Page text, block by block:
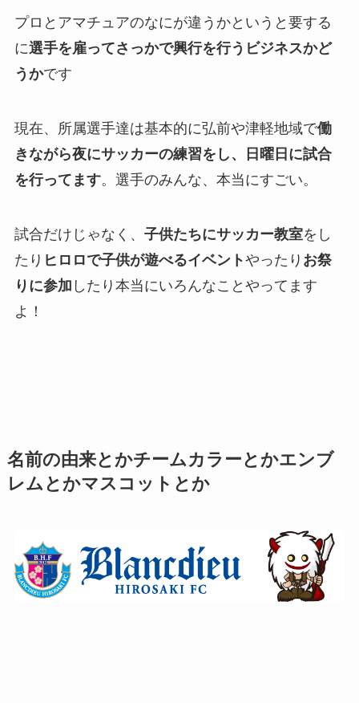
プロとアマチュアのなにが違うかというと要する
に選手を雇ってさっかで興行を行うビジネスかど
うかです
現在、所属選手達は基本的に弘前や津軽地域で働
きながら夜にサッカーの練習をし、日曜日に試合
を行ってます。選手のみんな、本当にすごい。
試合だけじゃなく、 子供たちにサッカー教室をし
たり ヒロロで子供が遊べるイベントやったり お祭
りに参加 したり本当にいろんなことやってます
よ！
名前の由来とかチームカラーとかエンブ
レムとかマスコットとか